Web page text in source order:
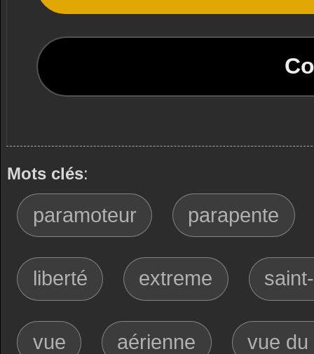
Mots clés:
paramoteur parapente
liberté extreme
vue aérienne vue du